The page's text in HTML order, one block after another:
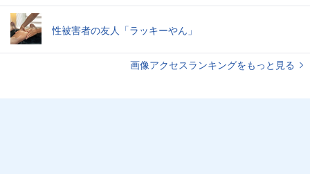
性被害者の友人「ラッキーやん」
画像アクセスランキングをもっと見る